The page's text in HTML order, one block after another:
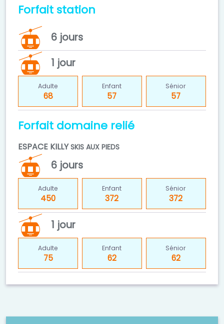
Forfait station
6 jours
1 jour
Adulte
68
Enfant
57
Sénior
57
Forfait domaine relié
ESPACE KILLYSKIS AUX PIEDS
6 jours
Adulte
450
Enfant
372
Sénior
372
1 jour
Adulte
75
Enfant
62
Sénior
62